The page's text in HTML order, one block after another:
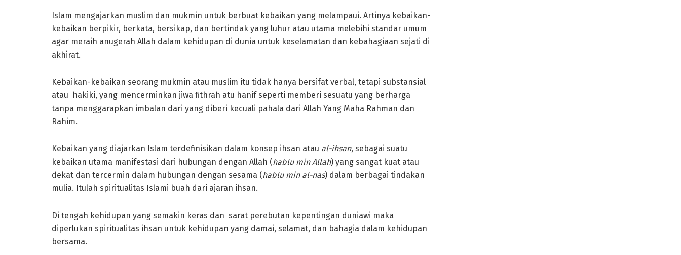
Islam mengajarkan muslim dan mukmin untuk berbuat kebaikan yang melampaui. Artinya kebaikan-
kebaikan berpikir, berkata, bersikap, dan bertindak yang luhur atau utama melebihi standar umum
agar meraih anugerah Allah dalam kehidupan di dunia untuk keselamatan dan kebahagiaan sejati di
akhirat.
Kebaikan-kebaikan seorang mukmin atau muslim itu tidak hanya bersifat verbal, tetapi substansial
atau hakiki, yang mencerminkan jiwa fithrah atu hanif seperti memberi sesuatu yang berharga
tanpa menggarapkan imbalan dari yang diberi kecuali pahala dari Allah Yang Maha Rahman dan
Rahim.
Kebaikan yang diajarkan Islam terdefinisikan dalam konsep ihsan atau al-ihsan, sebagai suatu
kebaikan utama manifestasi dari hubungan dengan Allah (hablu minAllah) yang sangat kuat atau
dekat dan tercermin dalam hubungan dengan sesama (hablu min al-nas) dalam berbagai tindakan
mulia. Itulah spiritualitas Islami buah dari ajaran ihsan.
Di tengah kehidupan yang semakin keras dan sarat perebutan kepentingan duniawi maka
diperlukan spiritualitas ihsan untuk kehidupan yang damai, selamat, dan bahagia dalam kehidupan
bersama.